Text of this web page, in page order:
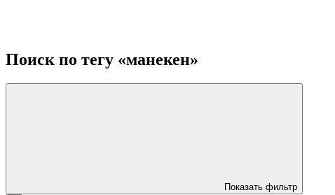
Поиск по тегу «манекен»
Показать фильтр